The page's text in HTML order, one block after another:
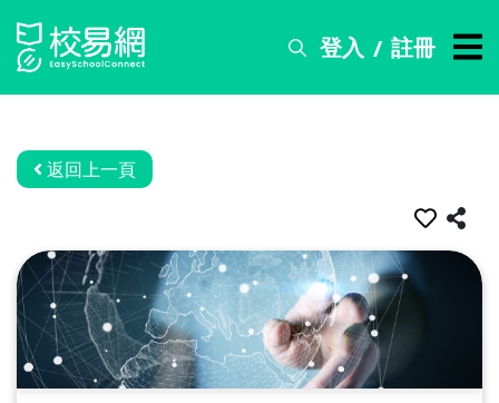
登入 / 註冊
搜
務
資
訊
關
於
我
返回上一頁